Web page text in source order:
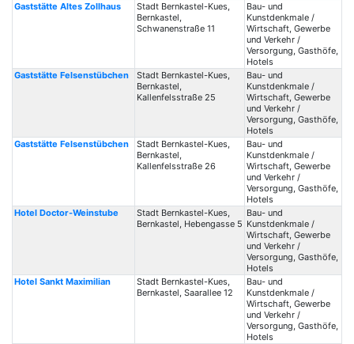
Gaststätte Altes Zollhaus
Stadt Bernkastel-Kues,
Bernkastel,
Schwanenstraße 11
Bau- und
Kunstdenkmale /
Wirtschaft, Gewerbe
und Verkehr /
Versorgung, Gasthöfe,
Hotels
Gaststätte Felsenstübchen
Stadt Bernkastel-Kues,
Bernkastel,
Kallenfelsstraße 25
Bau- und
Kunstdenkmale /
Wirtschaft, Gewerbe
und Verkehr /
Versorgung, Gasthöfe,
Hotels
Gaststätte Felsenstübchen
Stadt Bernkastel-Kues,
Bernkastel,
Kallenfelsstraße 26
Bau- und
Kunstdenkmale /
Wirtschaft, Gewerbe
und Verkehr /
Versorgung, Gasthöfe,
Hotels
Hotel Doctor-Weinstube
Stadt Bernkastel-Kues,
Bernkastel, Hebengasse 5
Bau- und
Kunstdenkmale /
Wirtschaft, Gewerbe
und Verkehr /
Versorgung, Gasthöfe,
Hotels
Hotel Sankt Maximilian
Stadt Bernkastel-Kues,
Bernkastel, Saarallee 12
Bau- und
Kunstdenkmale /
Wirtschaft, Gewerbe
und Verkehr /
Versorgung, Gasthöfe,
Hotels